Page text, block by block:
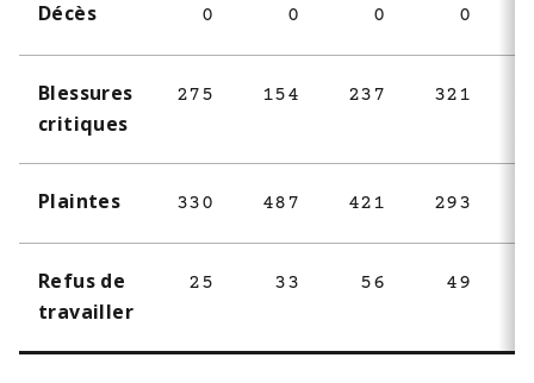
Décès 0 0 0 0
Blessures
critiques
275 154 237 321
Plaintes 330 487 421 293
Refus de
travailler
25 33 56 49